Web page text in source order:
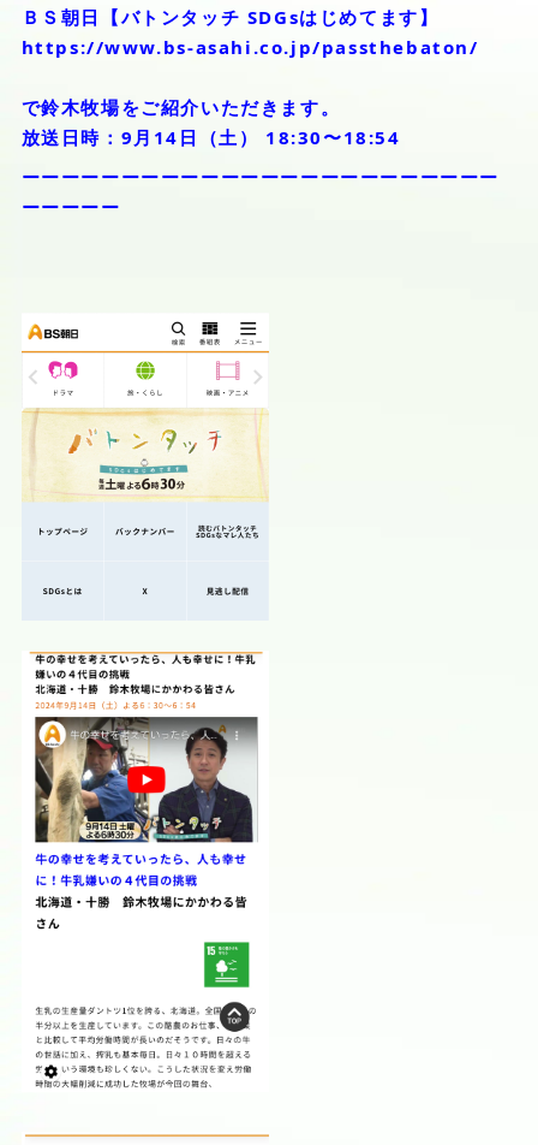
ＢＳ朝日【バトンタッチ SDGsはじめてます】
https://www.bs-asahi.co.jp/passthebaton/
で鈴木牧場をご紹介いただきます。
放送日時：9月14日（土） 18:30〜18:54
ーーーーーーーーーーーーーーーーーーーーーーーー
ーーーーー